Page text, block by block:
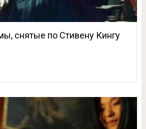
снятые по Стивену Кингу